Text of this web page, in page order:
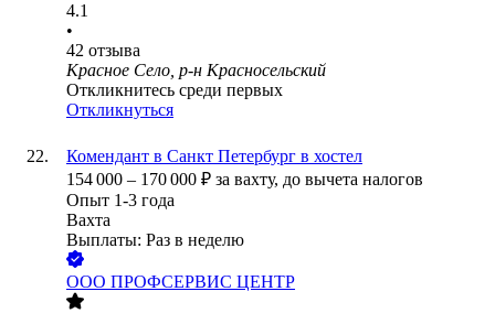
4.1
•
42 отзыва
Красное Село, р-н Красносельский
Откликнитесь среди первых
Откликнуться
Комендант в Санкт Петербург в хостел
154 000 – 170 000 ₽ за вахту, до вычета налогов
Опыт 1-3 года
Вахта
Выплаты: Раз в неделю
ООО ПРОФСЕРВИС ЦЕНТР